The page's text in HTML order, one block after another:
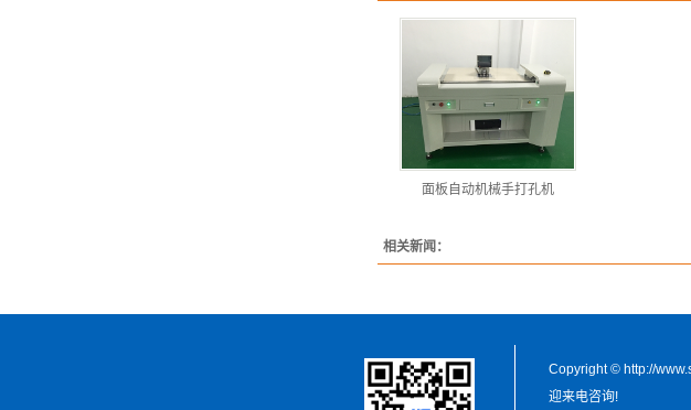
面板自动机械手打孔机
相关新闻：
Copyright © http://
迎来电咨询!